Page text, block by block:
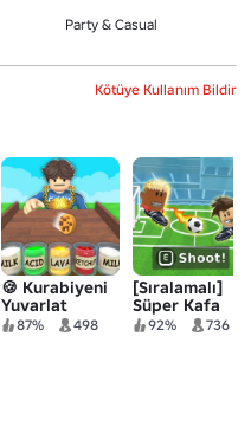
Party & Casual
Kötüye Kullanım Bildir
🍪 Kurabiyeni
Yuvarlat
87% 498
[Sıralamalı]
Süper Kafa
Futbolu
92% 736